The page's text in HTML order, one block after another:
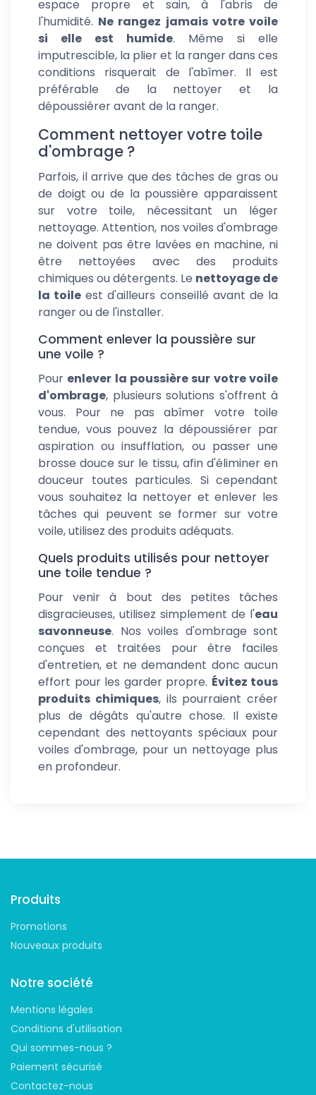
espace propre et sain, à l'abris de
l'humidité. Ne rangez jamais votre voile
si elle est humide. Même si elle
imputrescible, la plier et la ranger dans ces
conditions risquerait de l'abîmer. Il est
préférable de la nettoyer et la
dépoussiérer avant de la ranger.
Comment nettoyer votre toile
d'ombrage ?
Parfois, il arrive que des tâches de gras ou
de doigt ou de la poussière apparaissent
sur votre toile, nécessitant un léger
nettoyage. Attention, nos voiles d'ombrage
ne doivent pas être lavées en machine, ni
être nettoyées avec des produits
chimiques ou détergents. Le nettoyage de
la toile est d'ailleurs conseillé avant de la
ranger ou de l'installer.
Comment enlever la poussière sur
une voile ?
Pour enlever la poussière sur votre voile
d'ombrage, plusieurs solutions s'offrent à
vous. Pour ne pas abîmer votre toile
tendue, vous pouvez la dépoussiérer par
aspiration ou insufflation, ou passer une
brosse douce sur le tissu, afin d'éliminer en
douceur toutes particules. Si cependant
vous souhaitez la nettoyer et enlever les
tâches qui peuvent se former sur votre
voile, utilisez des produits adéquats.
Quels produits utilisés pour nettoyer
une toile tendue ?
Pour venir à bout des petites tâches
disgracieuses, utilisez simplement de l'eau
savonneuse. Nos voiles d'ombrage sont
conçues et traitées pour être faciles
d'entretien, et ne demandent donc aucun
effort pour les garder propre. Évitez tous
produits chimiques, ils pourraient créer
plus de dégâts qu'autre chose. Il existe
cependant des nettoyants spéciaux pour
voiles d'ombrage, pour un nettoyage plus
en profondeur.
Produits
Promotions
Nouveaux produits
Notre société
Mentions légales
Conditions d'utilisation
Qui sommes-nous ?
Paiement sécurisé
Contactez-nous